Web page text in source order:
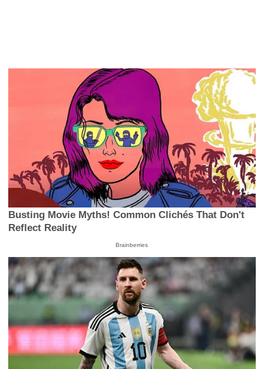
Busting Movie Myths! Common Clichés That Don't
Reflect Reality
Brainberries